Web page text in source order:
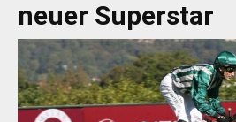
neuer Superstar